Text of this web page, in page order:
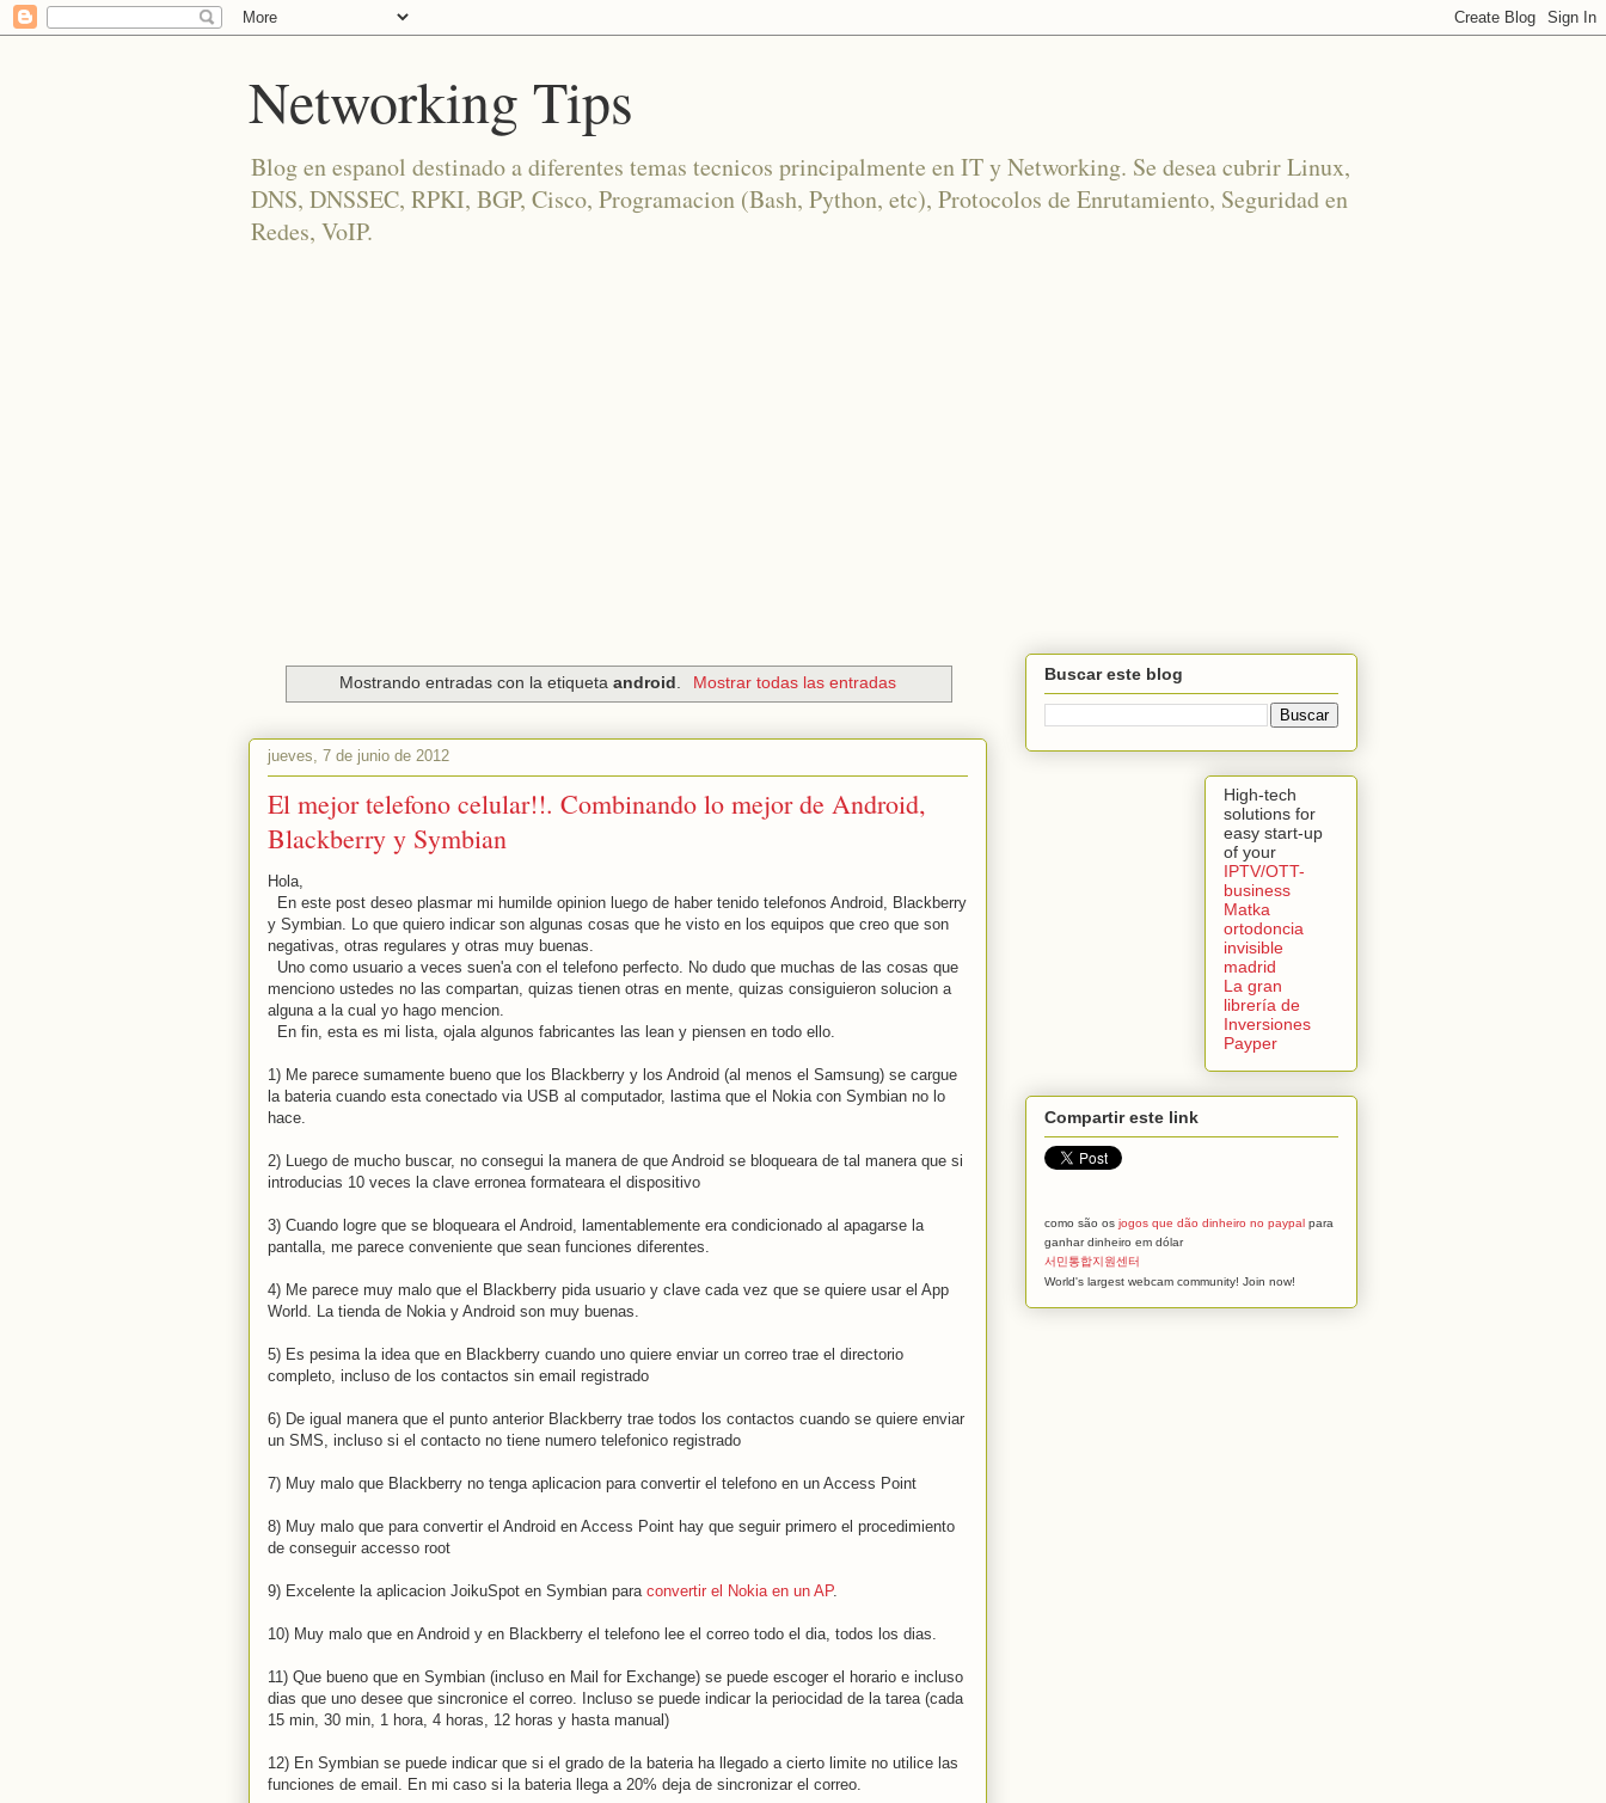
Networking Tips
Blog en espanol destinado a diferentes temas tecnicos principalmente en IT y Networking. Se desea cubrir Linux,
DNS, DNSSEC, RPKI, BGP, Cisco, Programacion (Bash, Python, etc), Protocolos de Enrutamiento, Seguridad en
Redes, VoIP.
Mostrando entradas con la etiquetaandroid. Mostrar todas las entradas
jueves, 7 de junio de 2012
El mejor telefono celular!!. Combinando lo mejor de Android,
Blackberry y Symbian
Hola,
En este post deseo plasmar mi humilde opinion luego de haber tenido telefonos Android, Blackberry
y Symbian. Lo que quiero indicar son algunas cosas que he visto en los equipos que creo que son
negativas, otras regulares y otras muy buenas.
Uno como usuario a veces suen'a con el telefono perfecto. No dudo que muchas de las cosas que
menciono ustedes no las compartan, quizas tienen otras en mente, quizas consiguieron solucion a
alguna a la cual yo hago mencion.
En fin, esta es mi lista, ojala algunos fabricantes las lean y piensen en todo ello.
1) Me parece sumamente bueno que los Blackberry y los Android (al menos el Samsung) se cargue
la bateria cuando esta conectado via USB al computador, lastima que el Nokia con Symbian no lo
hace.
2) Luego de mucho buscar, no consegui la manera de que Android se bloqueara de tal manera que si
introducias 10 veces la clave erronea formateara el dispositivo
3) Cuando logre que se bloqueara el Android, lamentablemente era condicionado al apagarse la
pantalla, me parece conveniente que sean funciones diferentes.
4) Me parece muy malo que el Blackberry pida usuario y clave cada vez que se quiere usar el App
World. La tienda de Nokia y Android son muy buenas.
5) Es pesima la idea que en Blackberry cuando uno quiere enviar un correo trae el directorio
completo, incluso de los contactos sin email registrado
6) De igual manera que el punto anterior Blackberry trae todos los contactos cuando se quiere enviar
un SMS, incluso si el contacto no tiene numero telefonico registrado
7) Muy malo que Blackberry no tenga aplicacion para convertir el telefono en un Access Point
8) Muy malo que para convertir el Android en Access Point hay que seguir primero el procedimiento
de conseguir accesso root
9) Excelente la aplicacion JoikuSpot en Symbian para convertir el Nokia en un AP.
10) Muy malo que en Android y en Blackberry el telefono lee el correo todo el dia, todos los dias.
11) Que bueno que en Symbian (incluso en Mail for Exchange) se puede escoger el horario e incluso
dias que uno desee que sincronice el correo. Incluso se puede indicar la periocidad de la tarea (cada
15 min, 30 min, 1 hora, 4 horas, 12 horas y hasta manual)
12) En Symbian se puede indicar que si el grado de la bateria ha llegado a cierto limite no utilice las
funciones de email. En mi caso si la bateria llega a 20% deja de sincronizar el correo.
Buscar este blog
High-tech
solutions for
easy start-up
of your
IPTV/OTT-
business
Matka
ortodoncia
invisible
madrid
La gran
librería de
Inversiones
Payper
Compartir este link
como são os jogos que dão dinheiro no paypal para
ganhar dinheiro em dólar
서민통합지원센터
World's largest webcam community! Join now!